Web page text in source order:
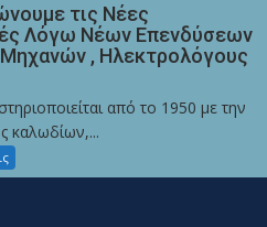
τις Νέες
Λόγω Νέων Επενδύσεων
, Ηλεκτρολόγους
από το 1950 με την
καλωδίων,...